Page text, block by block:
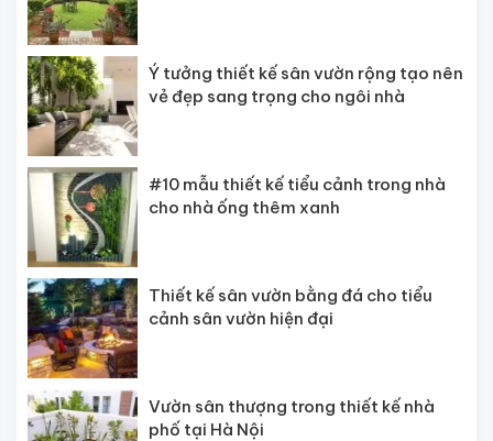
Ý tưởng thiết kế sân vườn rộng tạo nên
vẻ đẹp sang trọng cho ngôi nhà
#10 mẫu thiết kế tiểu cảnh trong nhà
cho nhà ống thêm xanh
Thiết kế sân vườn bằng đá cho tiểu
cảnh sân vườn hiện đại
Vườn sân thượng trong thiết kế nhà
phố tại Hà Nội